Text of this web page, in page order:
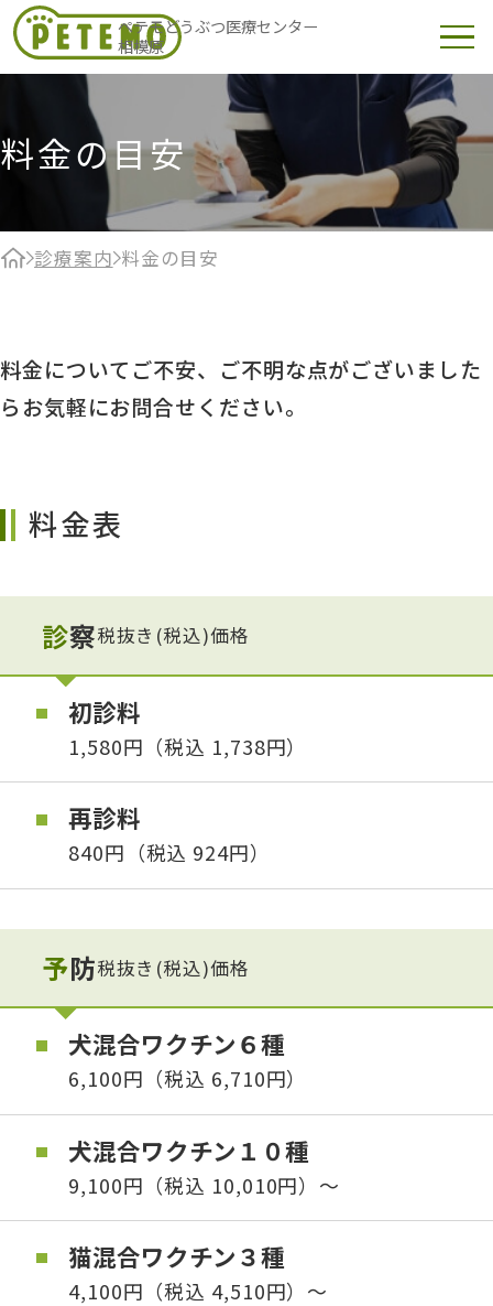
ペテモどうぶつ医療センター
相模原
料金の目安
診療案内 料金の目安
料金についてご不安、ご不明な点がございました
らお気軽にお問合せください。
料金表
診察税抜き(税込)価格
初診料
1,580円（税込 1,738円）
再診料
840円（税込 924円）
予防税抜き(税込)価格
犬混合ワクチン６種
6,100円（税込 6,710円）
犬混合ワクチン１０種
9,100円（税込 10,010円）〜
猫混合ワクチン３種
4,100円（税込 4,510円）〜